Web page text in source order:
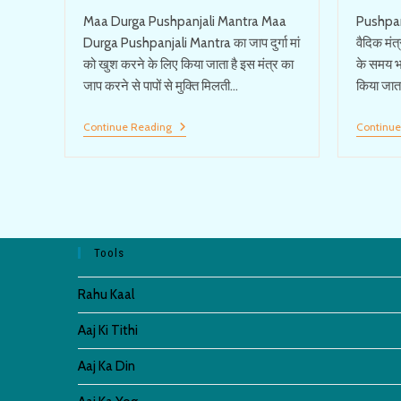
Maa Durga Pushpanjali Mantra Maa
Durga Pushpanjali Mantra का जाप दुर्गा मां
को खुश करने के लिए किया जाता है इस मंत्र का
जाप करने से पापों से मुक्ति मिलती…
Continue Readingदुर्गा
पूजा
पुष्पांजलि
वैदिक
के समय
किया
Tools
Rahu Kaal
Aaj Ki Tithi
Aaj Ka Din